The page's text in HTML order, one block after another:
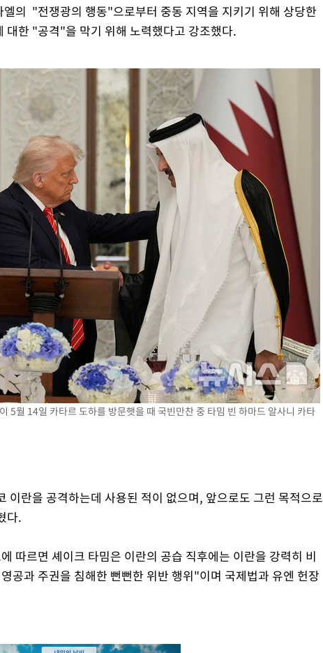
의 "전쟁광의 행동"으로부터 중동 지역을 지키기 위해 상당한
대한 "공격"을 막기 위해 노력했다고 강조했다.
5월 14일 카타르 도하를 방문햇을 때 국빈만찬 중 타밈 빈 하마드 알사니 카타
이란을 공격하는데 사용된 적이 없으며, 앞으로도 그런 목적으로
다.
따르면 셰이크 타밈은 이란의 공습 직후에는 이란을 강력히 비
공과 주권을 침해한 뻔뻔한 위반 행위"이며 국제법과 유엔 헌장